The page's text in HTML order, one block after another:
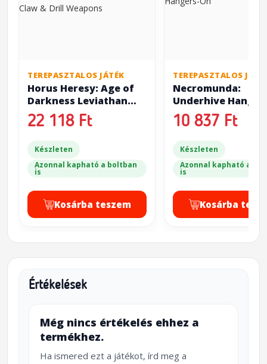
TEREPASZTALOS JÁTÉK
Horus Heresy: Age of
Darkness Leviathan
Siege Dreadnought
with Claw & Drill
22 118 Ft
Készleten
Azonnal kapható a boltban
is
Kosárba teszem
TEREPASZTALOS
Necromunda:
Underhive
10 837 Ft
Készleten
Azonnal kapható a
is
Kosárba
Értékelések
Még nincs értékelés ehhez a
termékhez.
Ha ismered ezt a játékot, írd meg a